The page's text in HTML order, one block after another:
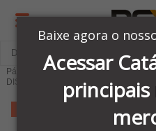
Baixe agora o
Acessar
Página Inicial
LINHA
DISJUNTORES E CONTATORES